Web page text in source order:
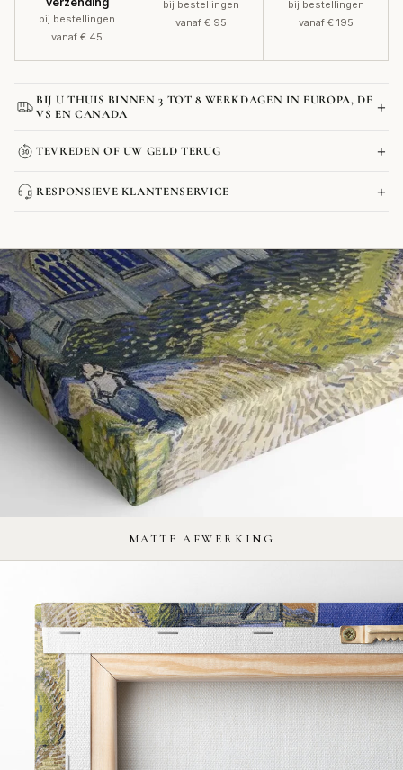
bij bestellingen
vanaf € 45
bij bestellingen
vanaf € 95
bij bestellingen
vanaf € 195
BIJ U THUIS BINNEN 3 TOT 8 WERKDAGEN IN EUROPA, DE
VS EN CANADA
+
DPD, UPS en DB Schenker
Posters: ongeveer 4 werkdagen
Contactformulier
TEVREDEN OF UW GELD TERUG +
Contactformulier
RESPONSIEVE KLANTENSERVICE +
product
toe
aan
uw
winkelwagen
MATTE AFWERKING